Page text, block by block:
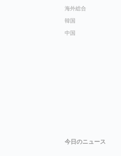
海外総合
韓国
中国
今日のニュース